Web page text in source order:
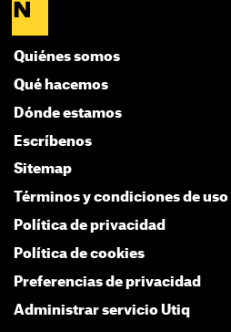
Quiénes somos
Qué hacemos
Dónde estamos
Escríbenos
Sitemap
Términos y condiciones de uso
Política de privacidad
Política de cookies
Preferencias de privacidad
Administrar servicio Utiq